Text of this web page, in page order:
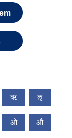
ऋ ऌ
ओ औ